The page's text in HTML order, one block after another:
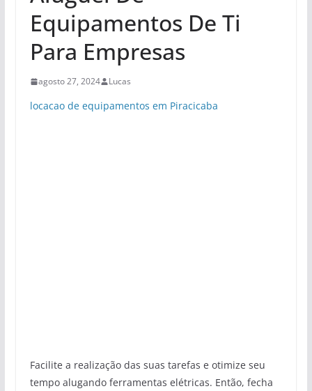
Equipamentos De Ti
Para Empresas
agosto 27, 2024 Lucas
locacao de equipamentos em Piracicaba
Facilite a realização das suas tarefas e otimize seu
tempo alugando ferramentas elétricas. Então, fecha